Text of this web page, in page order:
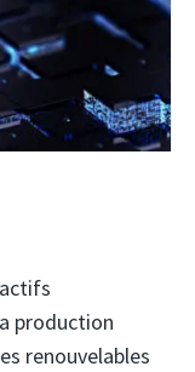
production
renouvelables